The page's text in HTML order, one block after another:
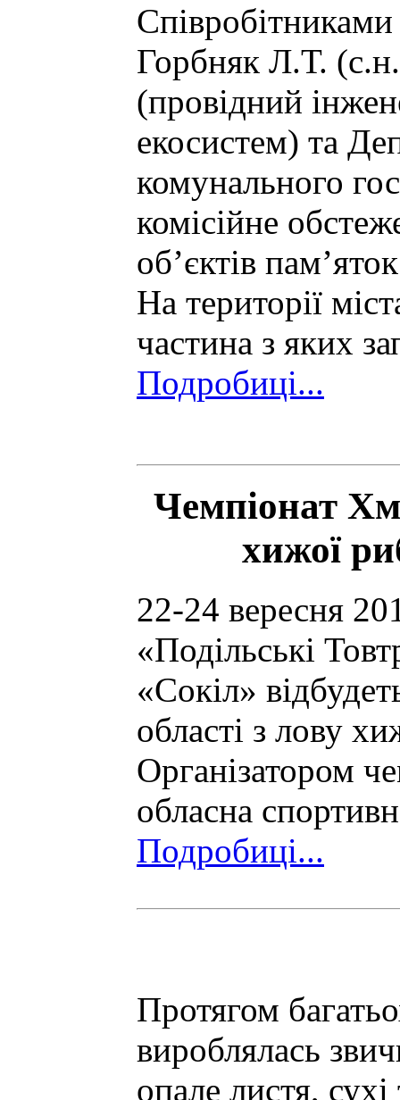
Горбняк Л.Т.
(провідний
екосистем) та
комунального
комісійне
об’єктів
На території
частина з яких
Подробиці...
Чемпіонат
хижої
22-24 вересня
«Подільські
«Сокіл»
області з лову
Організатором
обласна
Подробиці...
Протягом
вироблялась
опале листя,